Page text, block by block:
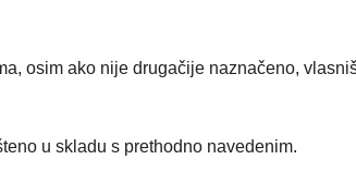
osim ako nije drugačije naznačeno,
u skladu s prethodno navedenim.